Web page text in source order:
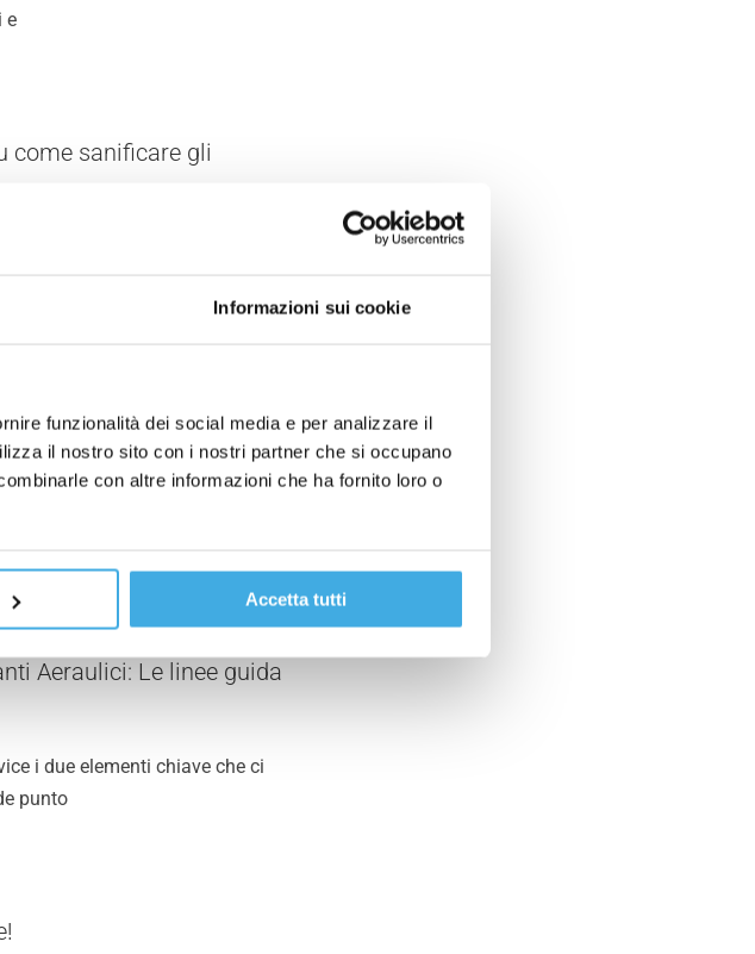
Informazioni sui cookie
funzionalità dei social media e per analizzare il
il nostro sito con i nostri partner che si occupano
con altre informazioni che ha fornito loro o
Accetta tutti
e
come sanificare gli
aeraulici?
strumenti utilizzati per
Aeraulici: Le linee guida
i due elementi chiave che ci
punto